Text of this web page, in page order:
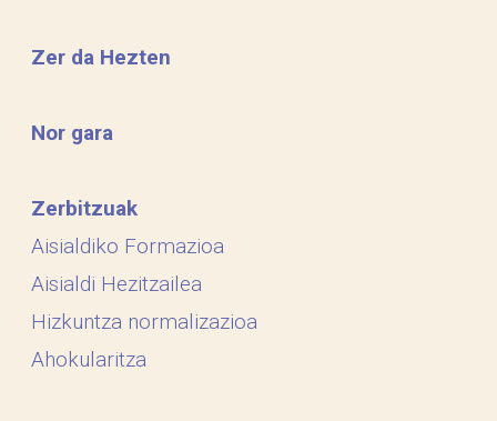
Zer da Hezten
Nor gara
Zerbitzuak
Aisialdiko Formazioa
Aisialdi Hezitzailea
Hizkuntza normalizazioa
Ahokularitza